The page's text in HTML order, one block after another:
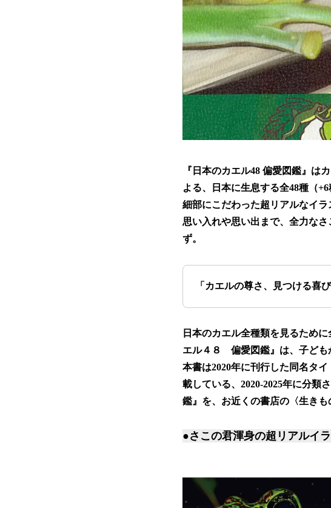
『日本のカエル48 偏愛図鑑』は
よる、日本に生息する全48種（
細部にこだわった超リアルなイ
思い入れや思い出まで、全力な
ず。
「カエルの尊さ、見つける喜
日本のカエル全種類を見るため
エル４８ 偏愛図鑑』は、子ども
本書は2020年に刊行した同名タ
載している、2020-2025年に分
鑑』を、お近くの書店の〈生き
●さこの君渾身の超リアルイ